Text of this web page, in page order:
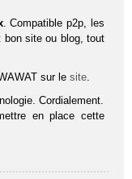
. Compatible p2p, les
site ou blog, tout
sur lesite
Cordialement.
en place cette